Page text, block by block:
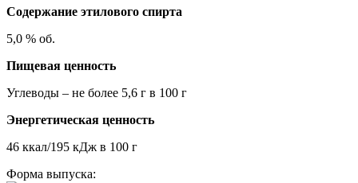
Содержание этилового спирта
5,0 % об.
Пищевая ценность
Углеводы – не более 5,6 г в 100 г
Энергетическая ценность
46 ккал/195 кДж в 100 г
Форма выпуска: